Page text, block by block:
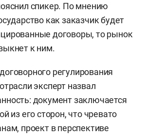
спикер. По мнению
как заказчик будет
договоры, то рынок
к ним.
регулирования
эксперт назвал
документ заключается
из его сторон, что чревато
проект в перспективе